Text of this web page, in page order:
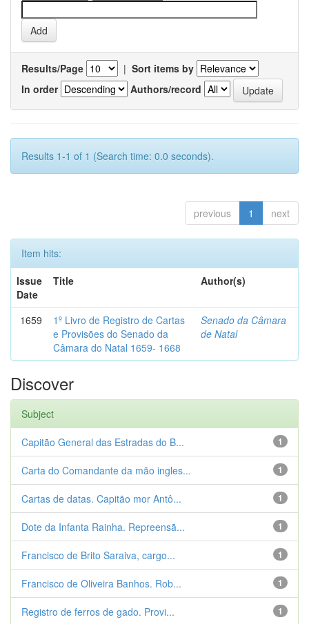
Results/Page | Sort items by
In order
Authors/record
Results 1-1 of 1 (Search time: 0.0 seconds).
previous 1 next
Item hits:
Issue
Date
Title Author(s)
1659
1º Livro de Registro de Cartas
e Provisões do Senado da
Câmara do Natal 1659- 1668
Senado da Câmara
de Natal
Discover
Subject
1
Capitão General das Estradas do B...
1
Carta do Comandante da mão ingles...
1
Cartas de datas. Capitão mor Antô...
1
Dote da Infanta Rainha. Repreensã...
1
Francisco de Brito Saraiva, cargo...
1
Francisco de Oliveira Banhos. Rob...
1
Registro de ferros de gado. Provi...